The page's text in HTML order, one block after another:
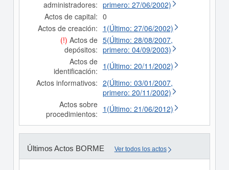
administradores: primero: 27/06/2002)
Actos de capital: 0
Actos de creación: 1(Último: 27/06/2002)
(!) Actos de
depósitos:
5(Último: 28/08/2007,
primero: 04/09/2003)
Actos de
identificación: 1(Último: 20/11/2002)
Actos informativos: 2(Último: 03/01/2007,
primero: 20/11/2002)
Actos sobre
procedimientos: 1(Último: 21/06/2012)
Últimos Actos BORME Ver todos los actos